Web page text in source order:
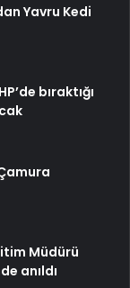
Yavru Kedi
bıraktığı
Müdürü
anıldı